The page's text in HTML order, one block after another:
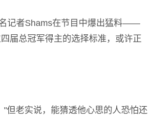
记者Shams在节目中爆出猛料——
届总冠军得主的选择标准，或许正
老实说，能猜透他心思的人恐怕还